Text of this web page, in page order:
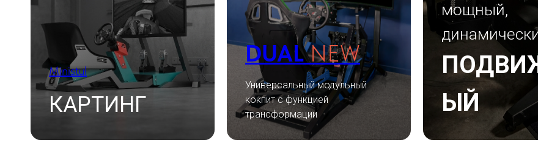
Ministul
КАРТИНГ
DUALNEW
Универсальный модульный
кокпит с функцией
трансформации
мощный,
ЫЙ